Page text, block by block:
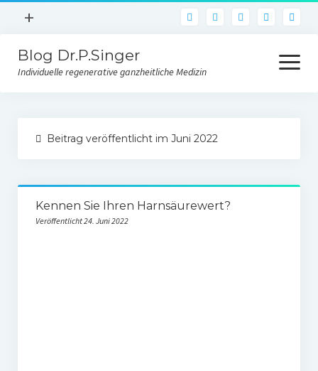
Menü
+
Facebook
Blog Dr.P.Singer
Individuelle regenerative ganzheitliche Medizin
Menü
öffnen
Über uns
Beitrag veröffentlicht im Juni 2022
Kennen Sie Ihren Harnsäurewert?
Veröffentlicht 24. Juni 2022